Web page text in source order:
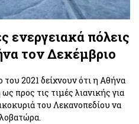
ενεργειακά πόλεις
τον Δεκέμβριο
του 2021 δείχνουν ότι η Αθήνα
προς τις τιμές λιανικής για
του Λεκανοπεδίου να